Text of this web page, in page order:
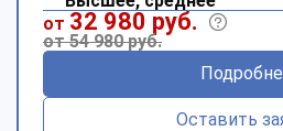
от 32 980 руб.
от 54 980 руб.
Оставить